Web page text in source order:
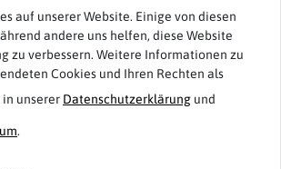
werden geladen...
Artikel von Ragman
auf unserer Website. Einige von diesen
andere uns helfen, diese Website
zu verbessern. Weitere Informationen zu
Cookies und Ihren Rechten als
in unserer Daten­schutz­erklärung und
.